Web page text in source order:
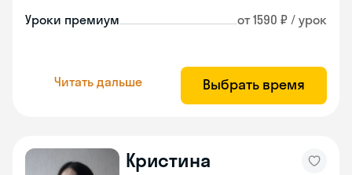
Уроки премиум от 1590 ₽ / урок
Читать дальше Выбрать время
Кристина